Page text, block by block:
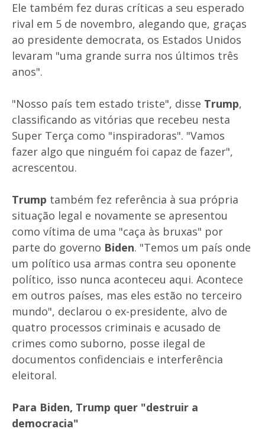
Ele também fez duras críticas a seu esperado
rival em 5 de novembro, alegando que, graças
ao presidente democrata, os Estados Unidos
levaram "uma grande surra nos últimos três
anos".
"Nosso país tem estado triste", disse Trump,
classificando as vitórias que recebeu nesta
Super Terça como "inspiradoras". "Vamos
fazer algo que ninguém foi capaz de fazer",
acrescentou.
Trump também fez referência à sua própria
situação legal e novamente se apresentou
como vítima de uma "caça às bruxas" por
parte do governo Biden. "Temos um país onde
um político usa armas contra seu oponente
político, isso nunca aconteceu aqui. Acontece
em outros países, mas eles estão no terceiro
mundo", declarou o ex-presidente, alvo de
quatro processos criminais e acusado de
crimes como suborno, posse ilegal de
documentos confidenciais e interferência
eleitoral.
Para Biden, Trump quer "destruir a
democracia"